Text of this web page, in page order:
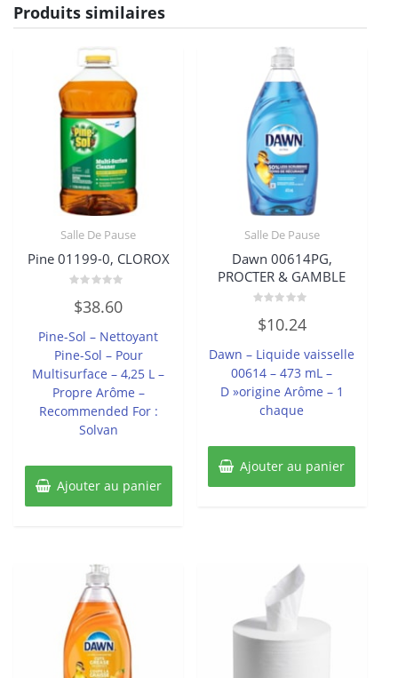
Produits similaires
Salle De Pause
Pine 01199-0, CLOROX
0
sur
$38.60
Pine-Sol – Nettoyant
Pine-Sol – Pour
Multisurface – 4,25 L –
Propre Arôme –
Recommended For :
Solvan
Ajouter au panier
Salle De Pause
Dawn 00614PG,
PROCTER & GAMBLE
0
sur
$10.24
Dawn – Liquide vaisselle
00614 – 473 mL –
D »origine Arôme – 1
chaque
Ajouter au panier